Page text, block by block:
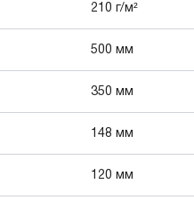
210 г/м²
500 мм
350 мм
148 мм
120 мм